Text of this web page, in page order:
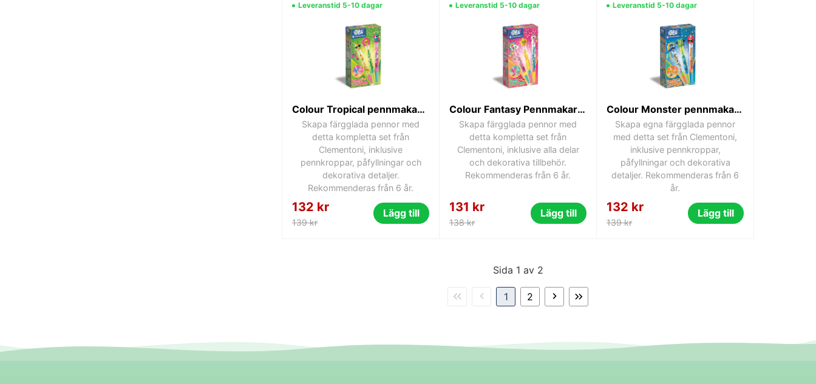
Leveranstid 5-10 dagar
Colour Tropical pennmakarset Clementoni
Skapa färgglada pennor med
detta kompletta set från
Clementoni, inklusive
pennkroppar, påfyllningar och
dekorativa detaljer.
Rekommenderas från 6 år.
132 kr
139 kr
Lägg till
Leveranstid 5-10 dagar
Colour Fantasy Pennmakarset Clementoni
Skapa färgglada pennor med
detta kompletta set från
Clementoni, inklusive alla delar
och dekorativa tillbehör.
Rekommenderas från 6 år.
131 kr
138 kr
Lägg till
Leveranstid 5-10 dagar
Colour Monster pennmakarset Clementoni
Skapa egna färgglada pennor
med detta set från Clementoni,
inklusive pennkroppar,
påfyllningar och dekorativa
detaljer. Rekommenderas från 6
år.
132 kr
139 kr
Lägg till
Sida 1 av 2
1 2